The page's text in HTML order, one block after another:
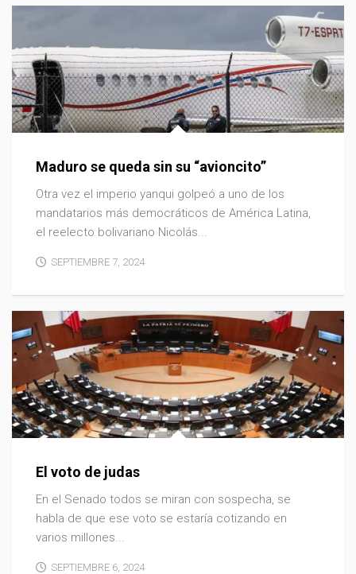
Maduro se queda sin su “avioncito”
Otra vez el imperio yanqui golpeó a uno de los
mandatarios más democráticos de América Latina,
el reelecto bolivariano Nicolás...
SEPTIEMBRE 7, 2024
El voto de judas
En el Senado todos se miran con sospecha, se
habla de que ese voto se estaría cotizando en
varios millones...
SEPTIEMBRE 6, 2024